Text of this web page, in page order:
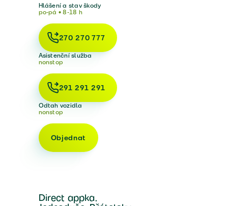
Hlášení a stav škody
po-pá • 8-18 h
270 270 777
Asistenční služba
nonstop
291 291 291
Odtah vozidla
nonstop
Objednat
Direct appka.